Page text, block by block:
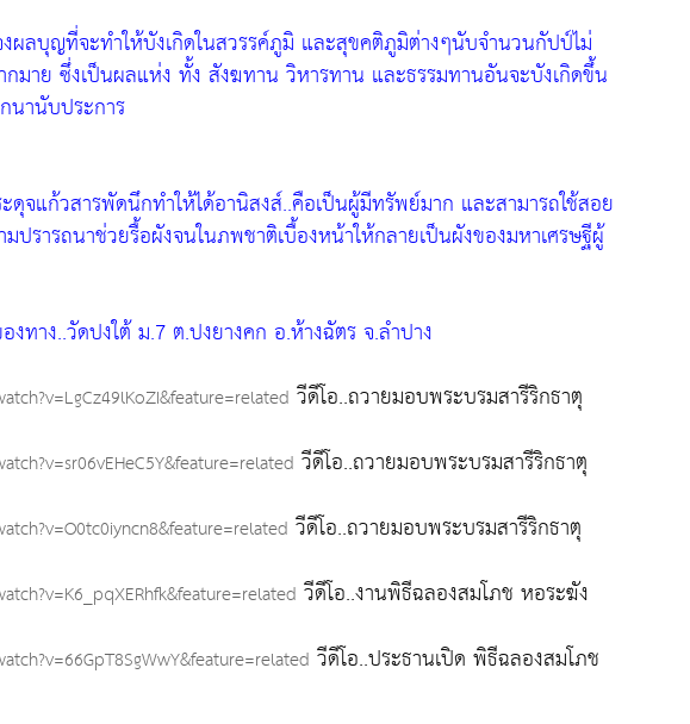
ผลบุญที่จะทำให้บังเกิดในสวรรค์ภูมิ และสุขคติภูมิต่างๆนับจำนวนกัปป์ไม่
าย ซึ่งเป็นผลแห่ง ทั้ง สังฆทาน วิหารทาน และธรรมทานอันจะบังเกิดขึ้น
นานับประการ
ดุจแก้วสารพัดนึกทำให้ได้อานิสงส์..คือเป็นผู้มีทรัพย์มาก และสามารถใช้สอย
รารถนาช่วยรื้อผังจนในภพชาติเบื้องหน้าให้กลายเป็นผังของมหาเศรษฐีผู้
ทาง..วัดปงใต้ ม.7 ต.ปงยางคก อ.ห้างฉัตร จ.ลำปาง
วีดีโอ..ถวายมอบพระบรมสารีริกธาตุ
วีดีโอ..ถวายมอบพระบรมสารีริกธาตุ
วีดีโอ..ถวายมอบพระบรมสารีริกธาตุ
วีดีโอ..งานพิธีฉลองสมโภช หอระฆัง
วีดีโอ..ประธานเปิด พิธีฉลองสมโภช